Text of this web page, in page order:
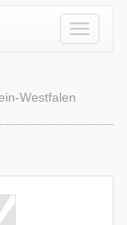
Westfalen